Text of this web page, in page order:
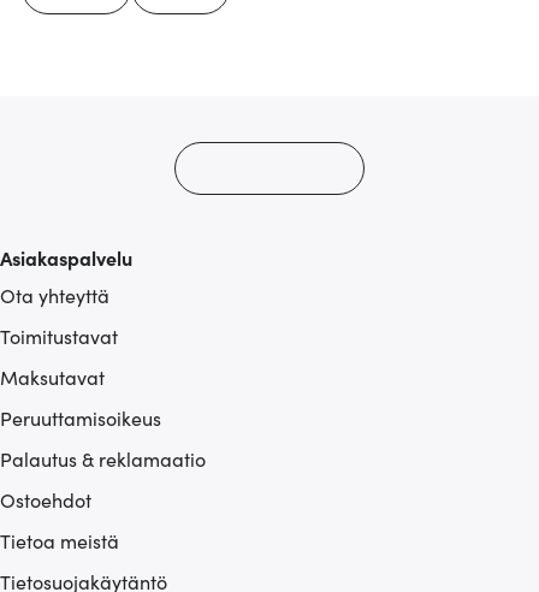
Asiakaspalvelu
Ota yhteyttä
Toimitustavat
Maksutavat
Peruuttamisoikeus
Palautus & reklamaatio
Ostoehdot
Tietoa meistä
Tietosuojakäytäntö